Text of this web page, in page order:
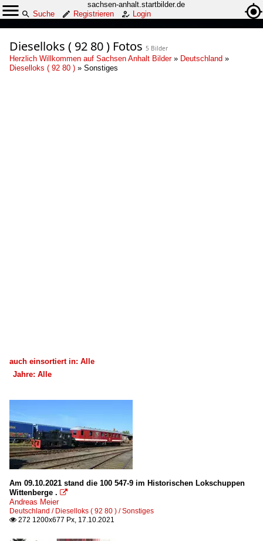
sachsen-anhalt.startbilder.de
Suche
Registrieren Login
Dieselloks ( 92 80 ) Fotos 5 Bilder
Herzlich Willkommen auf Sachsen Anhalt Bilder » Deutschland »
Dieselloks ( 92 80 ) » Sonstiges
auch einsortiert in: Alle
Jahre: Alle
2010
2016
2021
Am 09.10.2021 stand die 100 547-9 im Historischen Lokschuppen
Wittenberge . 
Andreas Meier
Deutschland / Dieselloks ( 92 80 ) / Sonstiges
 272 1200x677 Px, 17.10.2021